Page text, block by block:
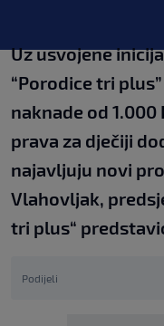
Uz usvojene
“Porodice tri
naknade od
prava za dječiji
najavljuju novi
Vlahovljak,
tri plus“
Podijeli